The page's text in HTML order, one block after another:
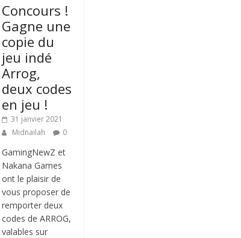
Concours !
Gagne une
copie du
jeu indé
Arrog,
deux codes
en jeu !
31 janvier 2021
Midnailah
0
GamingNewZ et
Nakana Games
ont le plaisir de
vous proposer de
remporter deux
codes de ARROG,
valables sur